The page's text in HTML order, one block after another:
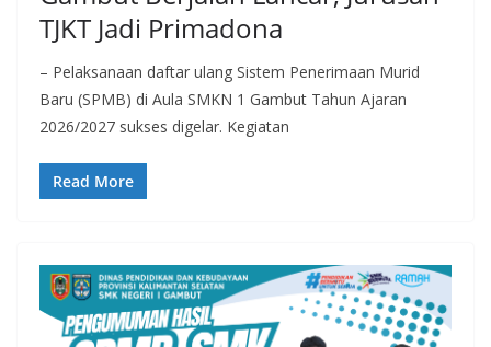
TJKT Jadi Primadona
– Pelaksanaan daftar ulang Sistem Penerimaan Murid
Baru (SPMB) di Aula SMKN 1 Gambut Tahun Ajaran
2026/2027 sukses digelar. Kegiatan
Read More